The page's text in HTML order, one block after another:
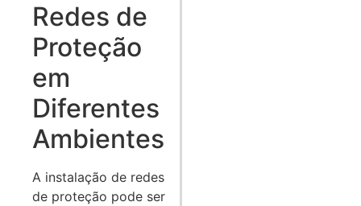
Redes de
Proteção
em
Diferentes
Ambientes
A instalação de redes
de proteção pode ser